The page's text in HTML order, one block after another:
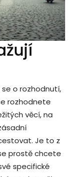
o rozhodnutí,
rozhodnete
věcí, na
Je to z
prostě chcete
specifické